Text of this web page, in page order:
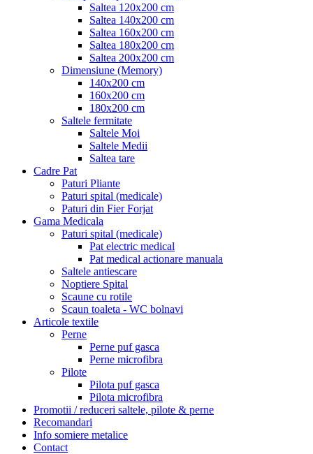
Saltea 120x200 cm
Saltea 140x200 cm
Saltea 160x200 cm
Saltea 180x200 cm
Saltea 200x200 cm
Dimensiune (Memory)
140x200 cm
160x200 cm
180x200 cm
Saltele fermitate
Saltele Moi
Saltele Medii
Saltea tare
Cadre Pat
Paturi Pliante
Paturi spital (medicale)
Paturi din Fier Forjat
Gama Medicala
Paturi spital (medicale)
Pat electric medical
Pat medical actionare manuala
Saltele antiescare
Noptiere Spital
Scaune cu rotile
Scaun toaleta - WC bolnavi
Articole textile
Perne
Perne puf gasca
Perne microfibra
Pilote
Pilota puf gasca
Pilota microfibra
Promotii / reduceri saltele, pilote & perne
Recomandari
Info somiere metalice
Contact